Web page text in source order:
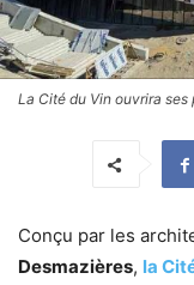
La Cité du Vin ouvrira ses
Conçu par les
Desmazières, la